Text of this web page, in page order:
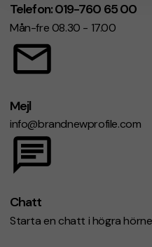
Telefon: 019-760 65 00
Mån-fre 08.30 - 17.00
Mejl
info@brandnewprofile.com
Chatt
Starta en chatt i högra